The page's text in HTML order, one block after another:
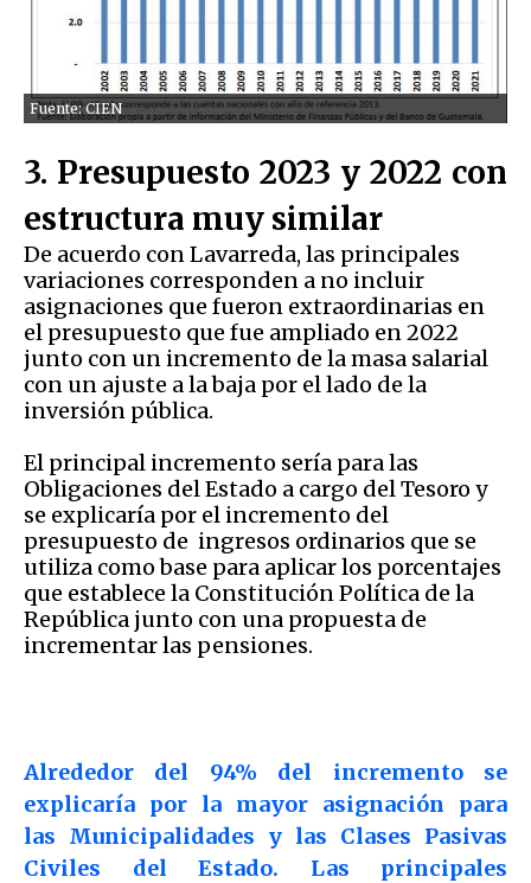
Fuente: CIEN
3. Presupuesto 2023 y 2022 con
estructura muy similar
De acuerdo con Lavarreda, las principales
variaciones corresponden a no incluir
asignaciones que fueron extraordinarias en
el presupuesto que fue ampliado en 2022
junto con un incremento de la masa salarial
con un ajuste a la baja por el lado de la
inversión pública.
El principal incremento sería para las
Obligaciones del Estado a cargo del Tesoro y
se explicaría por el incremento del
presupuesto de ingresos ordinarios que se
utiliza como base para aplicar los porcentajes
que establece la Constitución Política de la
República junto con una propuesta de
incrementar las pensiones.
Alrededor del 94% del incremento se
explicaría por la mayor asignación para
las Municipalidades y las Clases Pasivas
Civiles del Estado. Las principales